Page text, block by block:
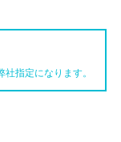
指定になります。